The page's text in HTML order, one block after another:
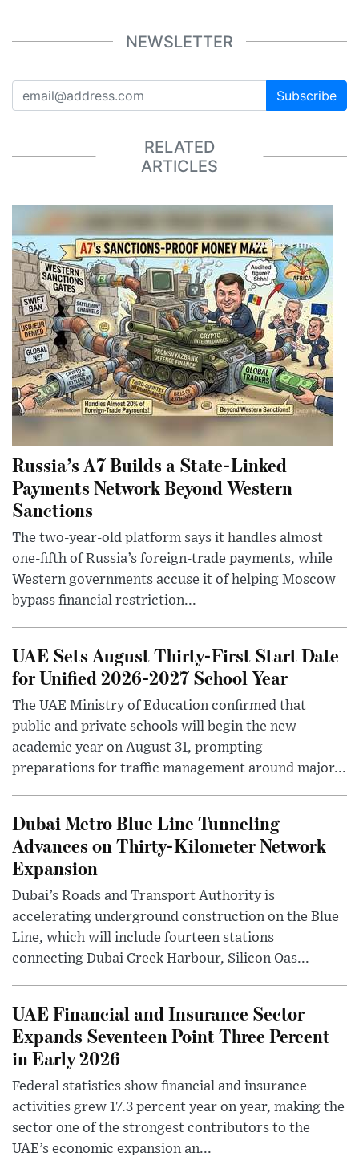
NEWSLETTER
Subscribe
RELATED
ARTICLES
Russia’s A7 Builds a State-Linked
Payments Network Beyond Western
Sanctions
The two-year-old platform says it handles almost
one-fifth of Russia’s foreign-trade payments, while
Western governments accuse it of helping Moscow
bypass financial restriction...
UAE Sets August Thirty-First Start Date
for Unified 2026-2027 School Year
The UAE Ministry of Education confirmed that
public and private schools will begin the new
academic year on August 31, prompting
preparations for traffic management around major...
Dubai Metro Blue Line Tunneling
Advances on Thirty-Kilometer Network
Expansion
Dubai’s Roads and Transport Authority is
accelerating underground construction on the Blue
Line, which will include fourteen stations
connecting Dubai Creek Harbour, Silicon Oas...
UAE Financial and Insurance Sector
Expands Seventeen Point Three Percent
in Early 2026
Federal statistics show financial and insurance
activities grew 17.3 percent year on year, making the
sector one of the strongest contributors to the
UAE’s economic expansion an...